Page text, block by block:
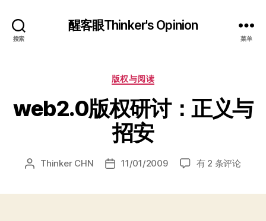
搜索
醒客眼Thinker's Opinion
菜单
分
版权与阅读
web2.0版权研讨：正义与
招安
文 Thinker CHN
发 11/01/2009
web2.0
有 2 条评论